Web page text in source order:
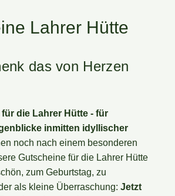
Lahrer Hütte
das von Herzen
die Lahrer Hütte - für
inmitten idyllischer
noch nach einem besonderen
Gutscheine für die Lahrer Hütte
zum Geburtstag, zu
als kleine Überraschung: Jetzt